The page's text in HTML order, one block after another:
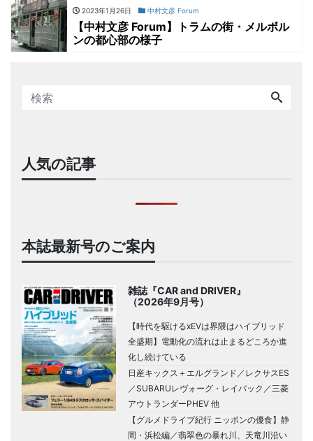
2023年1月26日 中村文彦 Forum
【中村文彦 Forum】トラムの街・メルボル
ンの都心部の様子
人気の記事
本誌最新号のご案内
雑誌『CAR and DRIVER』
（2026年9月号）
【時代を駆けるxEVは界隈はハイブリッド
全盛期】電動化の流れは止まるどころか進
化し続けている
日産キックス＋エルグランド／レクサスES
／SUBARUレヴォーグ・レイバック／三菱
アウトランダーPHEV 他
【グルメドライブ紀行 ニッポンの優食】静
岡・浜松編／翡翠色の暴れ川、天竜川沿い